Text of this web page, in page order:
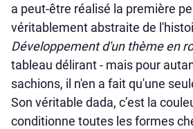
a peut-être réalisé la première
véritablement abstraite de
Développement d'un thème en
tableau délirant - mais pour
sachions, il n'en a fait qu'une
Son véritable dada, c’est la
conditionne toutes les formes